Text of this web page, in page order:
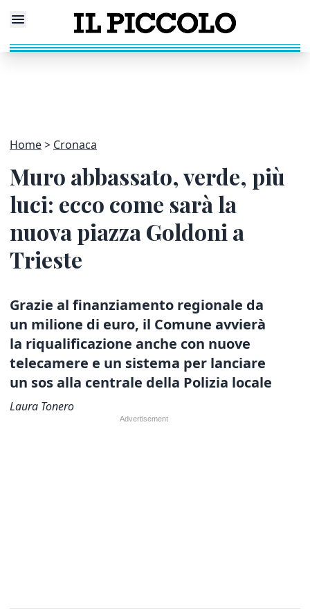
Home Cronaca
Muro abbassato, verde, più
luci: ecco come sarà la
nuova piazza Goldoni a
Trieste
Grazie al finanziamento regionale da
un milione di euro, il Comune avvierà
la riqualificazione anche con nuove
telecamere e un sistema per lanciare
un sos alla centrale della Polizia locale
Laura Tonero